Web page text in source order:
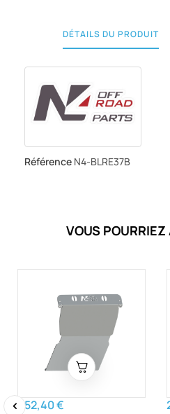
DÉTAILS DU PRODUIT
Référence N4-BLRE37B
VOUS
452,40 €